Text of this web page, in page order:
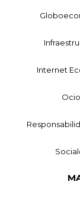
Internet
Ocio